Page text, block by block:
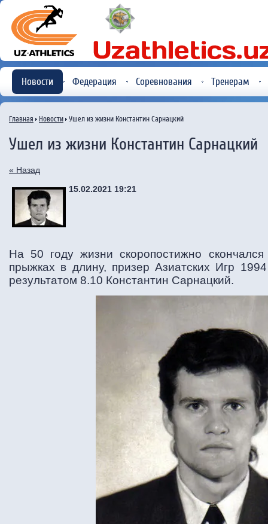
Новости Федерация Соревнования Тренерам
Главная Новости Ушел из жизни Константин Сарнацкий
Ушел из жизни Константин Сарнацкий
« Назад
15.02.2021 19:21
На 50 году жизни скоропостижно
прыжках в длину, призер Азиатских Игр
результатом 8.10 Константин Сарнацкий.